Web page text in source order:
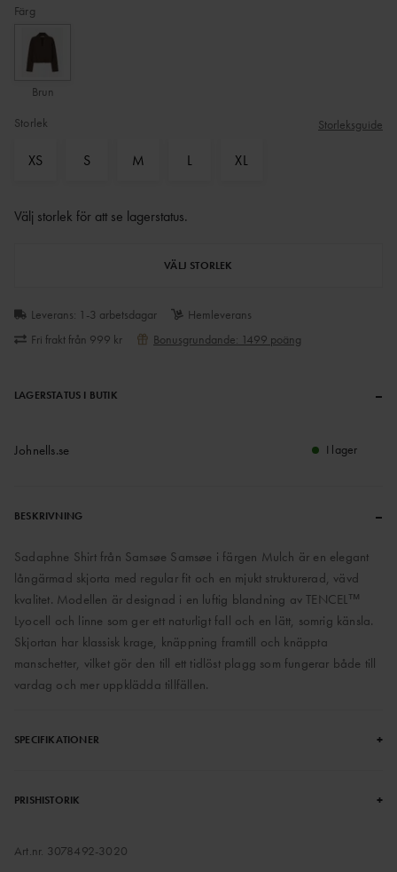
Färg
Brun
Storlek
Storleksguide
XS S M L XL
Välj storlek för att se lagerstatus.
VÄLJ STORLEK
Leverans: 1-3 arbetsdagar
Hemleverans
Fri frakt från 999 kr
Bonusgrundande: 1499 poäng
LAGERSTATUS I BUTIK –
Johnells.se I lager
BESKRIVNING –
Sadaphne Shirt från Samsøe Samsøe i färgen Mulch är en elegant
långärmad skjorta med regular fit och en mjukt strukturerad, vävd
kvalitet. Modellen är designad i en luftig blandning av TENCEL™
Lyocell och linne som ger ett naturligt fall och en lätt, somrig känsla.
Skjortan har klassisk krage, knäppning framtill och knäppta
manschetter, vilket gör den till ett tidlöst plagg som fungerar både till
vardag och mer uppklädda tillfällen.
SPECIFIKATIONER +
PRISHISTORIK +
Art.nr. 3078492-3020